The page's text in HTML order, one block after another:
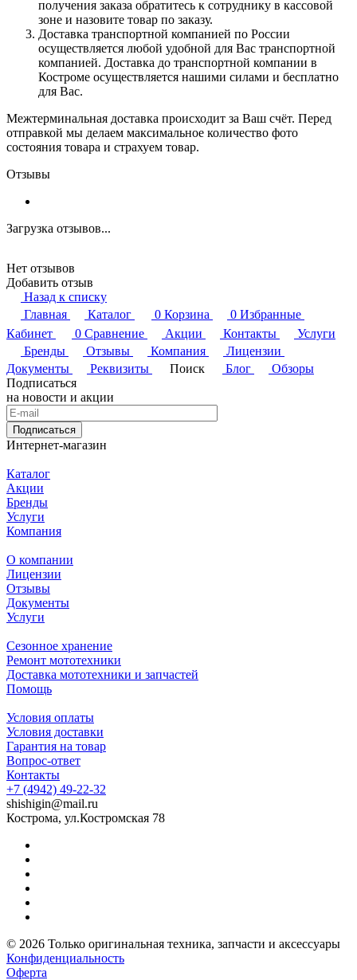
получения заказа обратитесь к сотруднику в кассовой
зоне и назовите товар по заказу.
Доставка транспортной компанией по России
осуществляется любой удобной для Вас транспортной
компанией. Доставка до транспортной компании в
Костроме осуществляется нашими силами и бесплатно
для Вас.
Межтерминальная доставка происходит за Ваш счёт. Перед
отправкой мы делаем максимальное количество фото
состояния товара и страхуем товар.
Отзывы
Загрузка отзывов...
Нет отзывов
Добавить отзыв
Назад к списку
Главная
Каталог 0 Корзина 0 Избранные
Кабинет
0 Сравнение Акции Контакты
Услуги
Бренды
Отзывы Компания
Лицензии
Документы
Реквизиты Поиск Блог
Обзоры
Подписаться
на новости и акции
Подписаться
Интернет-магазин
Каталог
Акции
Бренды
Услуги
Компания
О компании
Лицензии
Отзывы
Документы
Услуги
Сезонное хранение
Ремонт мототехники
Доставка мототехники и запчастей
Помощь
Условия оплаты
Условия доставки
Гарантия на товар
Вопрос-ответ
Контакты
+7 (4942) 49-22-32
shishigin@mail.ru
Кострома, ул.Костромская 78
© 2026 Только оригинальная техника, запчасти и аксессуары
Конфиденциальность
Оферта